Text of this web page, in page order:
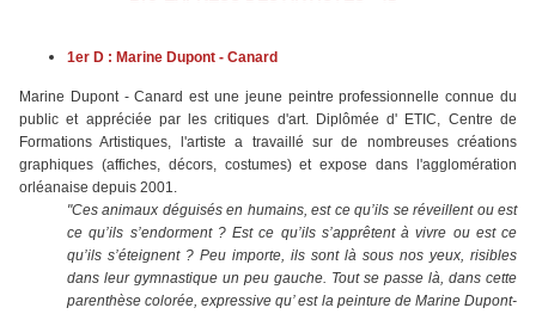
1er D : Marine Dupont - Canard
Marine Dupont - Canard est une jeune peintre professionnelle connue du
public et appréciée par les critiques d'art. Diplômée d' ETIC, Centre de
Formations Artistiques, l'artiste a travaillé sur de nombreuses créations
graphiques (affiches, décors, costumes) et expose dans l'agglomération
orléanaise depuis 2001.
"Ces animaux déguisés en humains, est ce qu’ils se réveillent ou est
ce qu’ils s’endorment ? Est ce qu’ils s’apprêtent à vivre ou est ce
qu’ils s’éteignent ? Peu importe, ils sont là sous nos yeux, risibles
dans leur gymnastique un peu gauche. Tout se passe là, dans cette
parenthèse colorée, expressive qu’ est la peinture de Marine Dupont-